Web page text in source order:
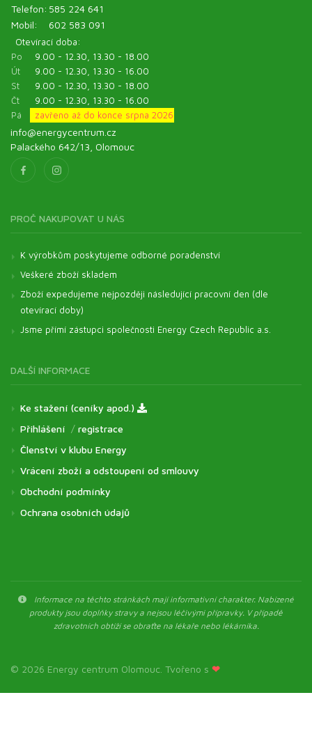
Telefon: 585 224 641
Mobil:
602 583 091
Otevírací doba:
Po
9.00 - 12.30, 13.30 - 18.00
Út
9.00 - 12.30, 13.30 - 16.00
St
9.00 - 12.30, 13.30 - 18.00
Čt
9.00 - 12.30, 13.30 - 16.00
Pá
zavřeno až do konce srpna 2026
info@energycentrum.cz
Palackého 642/13, Olomouc
PROČ NAKUPOVAT U NÁS
K výrobkům poskytujeme odborné poradenství
Veškeré zboží skladem
Zboží expedujeme nejpozději následující pracovní den (dle
otevírací doby)
Jsme přímí zástupci společnosti Energy Czech Republic a.s.
DALŠÍ INFORMACE
Ke stažení (ceníky apod.)
Přihlášení / registrace
Členství v klubu Energy
Vrácení zboží a odstoupení od smlouvy
Obchodní podmínky
Ochrana osobních údajů
Informace na těchto stránkách mají informativní charakter. Nabízené
produkty jsou doplňky stravy a nejsou léčivými přípravky. V případě
zdravotních obtíží se obraťte na lékaře nebo lékárníka.
© 2026 Energy centrum Olomouc. Tvořeno s ❤